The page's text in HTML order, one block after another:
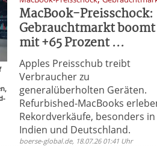
MacBook-Preisschock:
Gebrauchtmarkt boomt
mit +65 Prozent ...
Apples Preisschub treibt
Verbraucher zu
generalüberholten Geräten.
Refurbished-MacBooks
Rekordverkäufe, besonders in
Indien und Deutschland.
boerse-global.de, 18.07.26 01:41 Uhr